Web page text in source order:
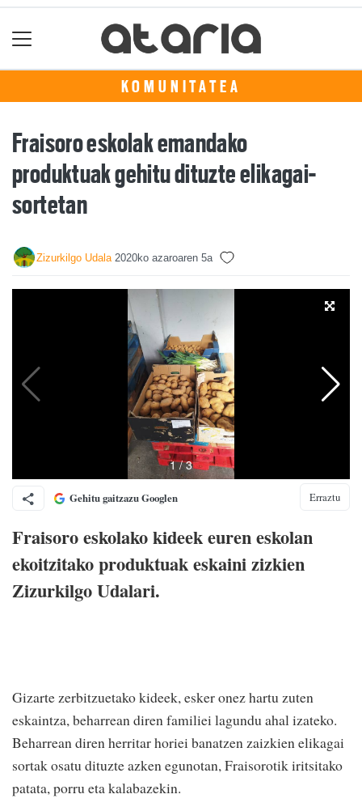
KOMUNITATEA
Fraisoro eskolak emandako
produktuak gehitu dituzte elikagai-
sortetan
Zizurkilgo Udala 2020ko azaroaren 5a
Gehitu gaitzazu Googlen Erraztu
Fraisoro eskolako kideek euren eskolan
ekoitzitako produktuak eskaini zizkien
Zizurkilgo Udalari.
Gizarte zerbitzuetako kideek, esker onez hartu zuten
eskaintza, beharrean diren familiei lagundu ahal izateko.
Beharrean diren herritar horiei banatzen zaizkien elikagai
sortak osatu dituzte azken egunotan, Fraisorotik iritsitako
patata, porru eta kalabazekin.